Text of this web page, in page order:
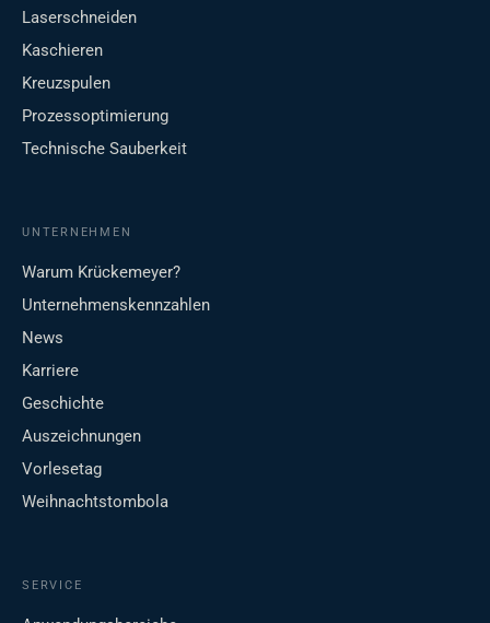
Laserschneiden
Kaschieren
Kreuzspulen
Prozessoptimierung
Technische Sauberkeit
UNTERNEHMEN
Warum Krückemeyer?
Unternehmenskennzahlen
News
Karriere
Geschichte
Auszeichnungen
Vorlesetag
Weihnachtstombola
SERVICE